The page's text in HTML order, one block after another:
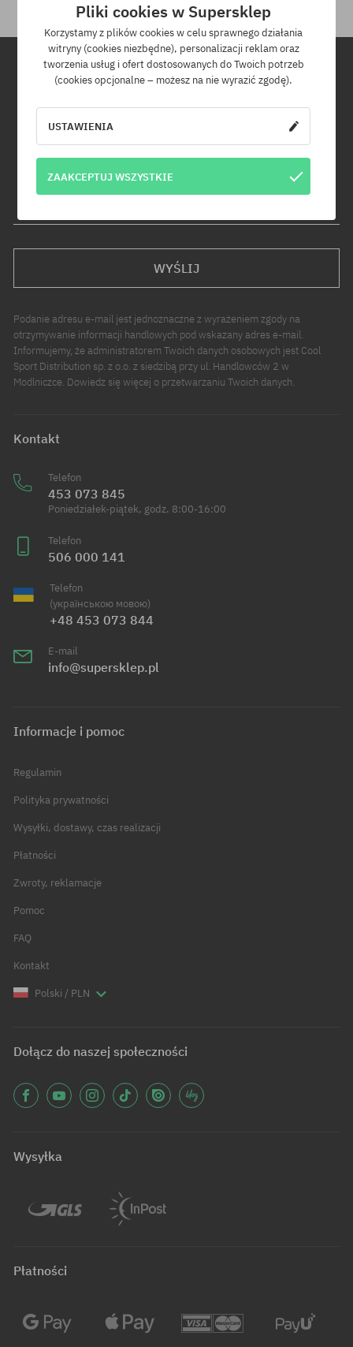
Zapisz się do naszego newslettera, a dowiesz się jako pierwszy o
nowościach i promocjach!
Dodatkowo otrzymasz kod rabatowy -5% na całe zamówienie!
WYŚLIJ
Podanie adresu e-mail jest jednoznaczne z wyrażeniem zgody na
otrzymywanie informacji handlowych pod wskazany adres e-mail.
Informujemy, że administratorem Twoich danych osobowych jest Cool
Sport Distribution sp. z o.o. z siedzibą przy ul. Handlowców 2 w
Modlniczce. Dowiedz się więcej o przetwarzaniu Twoich danych.
Kontakt
Telefon
453 073 845
Poniedziałek-piątek, godz. 8:00-16:00
Telefon
506 000 141
Telefon
(українською мовою)
+48 453 073 844
E-mail
info@supersklep.pl
Informacje i pomoc
Regulamin
Polityka prywatności
Wysyłki, dostawy, czas realizacji
Płatności
Zwroty, reklamacje
Pomoc
FAQ
Kontakt
Polski / PLN
Dołącz do naszej społeczności
Wysyłka
Płatności
Pliki cookies w Supersklep
Korzystamy z plików cookies w celu sprawnego działania
witryny (cookies niezbędne), personalizacji reklam oraz
tworzenia usług i ofert dostosowanych do Twoich potrzeb
(cookies opcjonalne – możesz na nie wyrazić zgodę).
USTAWIENIA
ZAAKCEPTUJ WSZYSTKIE